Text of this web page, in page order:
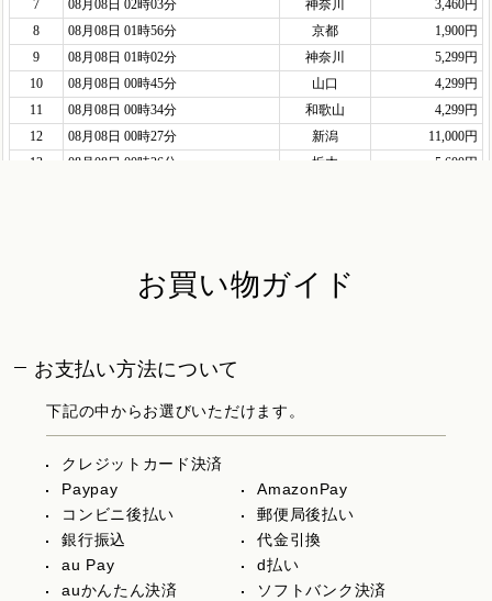
お買い物ガイド
お支払い方法について
下記の中からお選びいただけます。
クレジットカード決済
Paypay
AmazonPay
コンビニ後払い
郵便局後払い
銀行振込
代金引換
au Pay
d払い
auかんたん決済
ソフトバンク決済